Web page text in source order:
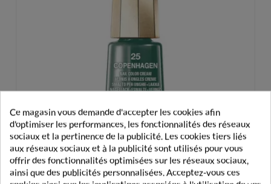
Ce magasin vous demande d'accepter les cookies afin
d'optimiser les performances, les fonctionnalités des réseaux
sociaux et la pertinence de la publicité. Les cookies tiers liés
aux réseaux sociaux et à la publicité sont utilisés pour vous
offrir des fonctionnalités optimisées sur les réseaux sociaux,
ainsi que des publicités personnalisées. Acceptez-vous ces